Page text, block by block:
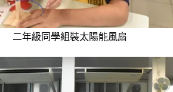
二年級同學組裝太陽能風扇